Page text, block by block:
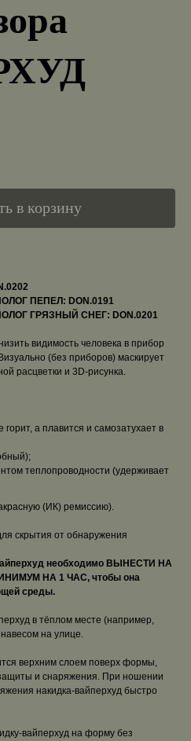
в корзину
ПЕПЕЛ: DON.0191
ГРЯЗНЫЙ СНЕГ: DON.0201
видимость человека в прибор
(без приборов) маскирует
расцветки и 3D-рисунка.
а плавится и самозатухает в
теплопроводности (удерживает
(ИК) ремиссию).
скрытия от обнаружения
необходимо ВЫНЕСТИ НА
НА 1 ЧАС, чтобы она
среды.
в тёплом месте (например,
на улице.
верхним слоем поверх формы,
и снаряжения. При ношении
накидка-вайперхуд быстро
вайперхуд на форму без